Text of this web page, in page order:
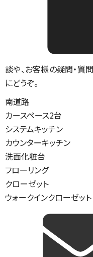
談や、お客様の疑問・質
にどうぞ。
南道路
カースペース2台
システムキッチン
カウンターキッチン
洗面化粧台
フローリング
クローゼット
ウォークインクローゼット